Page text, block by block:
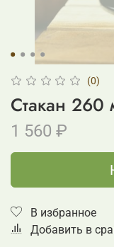
(0)
Стакан 260
1 560 ₽
В избранное
Добавить в